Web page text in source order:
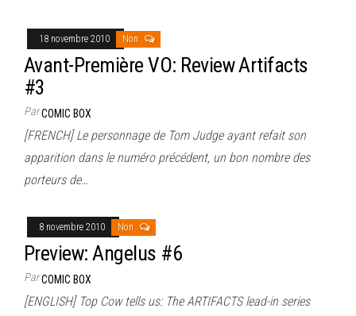
18 novembre 2010 Non
Avant-Première VO: Review Artifacts
#3
ParCOMIC BOX
[FRENCH] Le personnage de Tom Judge ayant refait son
apparition dans le numéro précédent, un bon nombre des
porteurs de…
8 novembre 2010 Non
Preview: Angelus #6
ParCOMIC BOX
[ENGLISH] Top Cow tells us: The ARTIFACTS lead-in series